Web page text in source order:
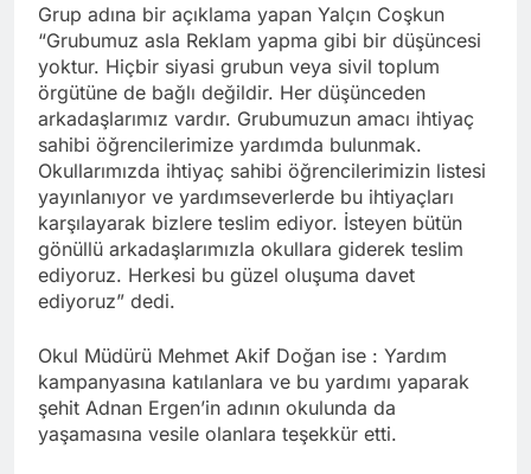
Grup adına bir açıklama yapan Yalçın Coşkun
“Grubumuz asla Reklam yapma gibi bir düşüncesi
yoktur. Hiçbir siyasi grubun veya sivil toplum
örgütüne de bağlı değildir. Her düşünceden
arkadaşlarımız vardır. Grubumuzun amacı ihtiyaç
sahibi öğrencilerimize yardımda bulunmak.
Okullarımızda ihtiyaç sahibi öğrencilerimizin listesi
yayınlanıyor ve yardımseverlerde bu ihtiyaçları
karşılayarak bizlere teslim ediyor. İsteyen bütün
gönüllü arkadaşlarımızla okullara giderek teslim
ediyoruz. Herkesi bu güzel oluşuma davet
ediyoruz” dedi.
Okul Müdürü Mehmet Akif Doğan ise : Yardım
kampanyasına katılanlara ve bu yardımı yaparak
şehit Adnan Ergen’in adının okulunda da
yaşamasına vesile olanlara teşekkür etti.